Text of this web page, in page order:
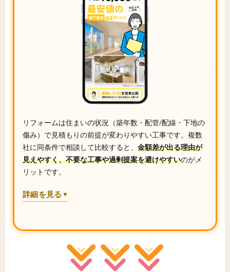
リフォームは住まいの状況（築年数・配管/配線・下地の
傷み）で見積もりの前提が変わりやすい工事です。複数
社に同条件で相談して比較すると、 金額差が出る理由が
見えやすく、不要な工事や過剰提案を避けやすいのがメ
リットです。
詳細を見る ▼